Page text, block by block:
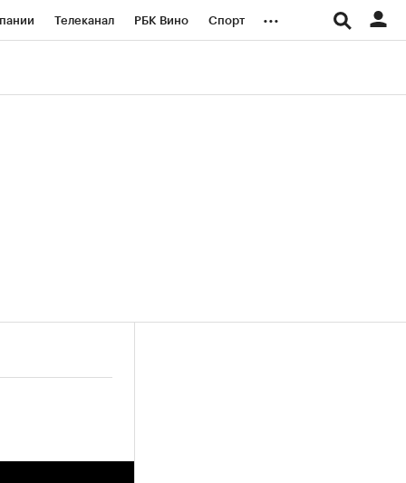
Телеканал РБК Вино Спорт ...